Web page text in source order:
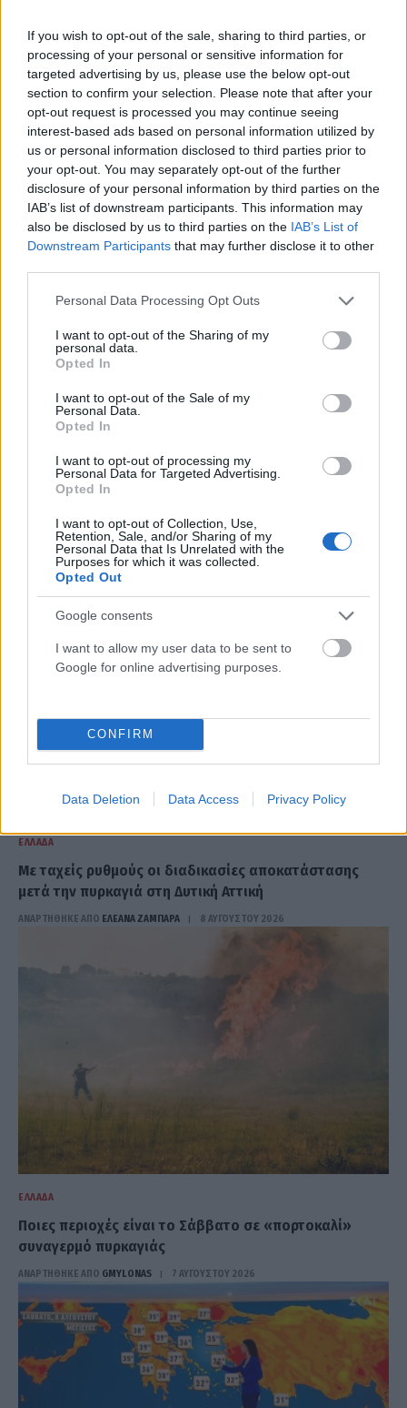
If you wish to opt-out of the sale, sharing to third parties, or
processing of your personal or sensitive information for
targeted advertising by us, please use the below opt-out
section to confirm your selection. Please note that after your
opt-out request is processed you may continue seeing
interest-based ads based on personal information utilized by
us or personal information disclosed to third parties prior to
your opt-out. You may separately opt-out of the further
disclosure of your personal information by third parties on the
IAB’s list of downstream participants. This information may
also be disclosed by us to third parties on the IAB’s List of
Downstream Participants that may further disclose it to other
Please note that this website/app uses one or more Google
not limited to your visit or usage behaviour. You may click to
grant or deny consent to Google and its third-party tags to
use your data for below specified purposes in below Google
consent section.
Personal Data Processing Opt Outs
I want to opt-out of the Sharing of my
personal data.
Opted In
I want to opt-out of the Sale of my
Personal Data.
Opted In
I want to opt-out of processing my
Personal Data for Targeted Advertising.
Opted In
I want to opt-out of Collection, Use,
Retention, Sale, and/or Sharing of my
Personal Data that Is Unrelated with the
Purposes for which it was collected.
Opted Out
Google consents
I want to allow my user data to be sent to
Google for online advertising purposes.
CONFIRM
Data Deletion Data Access Privacy Policy
ΕΛΛΆΔΑ
Νέο Χωροταξικό για τον Τουρισμό: Οι νέοι κανόνες για
επενδύσεις, νησιά και προορισμούς υπό πίεση
ΑΝΑΡΤΗΘΗΚΕ ΑΠΟ ΕΛΕΑΝΑ ΖΑΜΠΑΡΑ 8 ΑΥΓΟΎΣΤΟΥ 2026
Κορυφώνεται η έξοδος των αδειούχων ενόψει
Δεκαπενταύγουστου – Ποια νησιά έχουν αυξημένη
ζήτηση
ΑΝΑΡΤΗΘΗΚΕ ΑΠΟΕΛΕΑΝΑ ΖΑΜΠΑΡΑ 8 ΑΥΓΟΎΣΤΟΥ 2026
ΕΛΛΆΔΑ
Με ταχείς ρυθμούς οι διαδικασίες αποκατάστασης
μετά την πυρκαγιά στη Δυτική Αττική
ΑΝΑΡΤΗΘΗΚΕ ΑΠΟ ΕΛΕΑΝΑ ΖΑΜΠΑΡΑ 8 ΑΥΓΟΎΣΤΟΥ 2026
ΕΛΛΆΔΑ
Ποιες περιοχές είναι το Σάββατο σε «πορτοκαλί»
συναγερμό πυρκαγιάς
ΑΝΑΡΤΗΘΗΚΕ ΑΠΟ GMYLONAS 7 ΑΥΓΟΎΣΤΟΥ 2026